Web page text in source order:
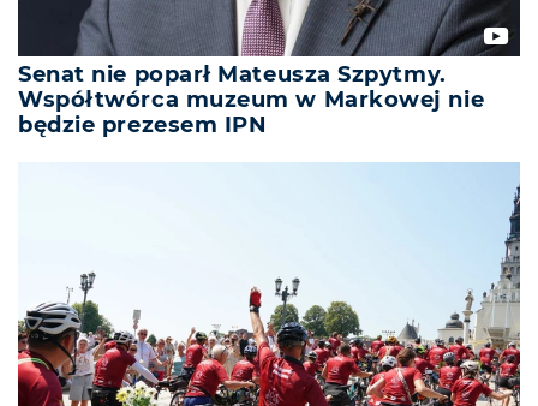
Senat nie poparł Mateusza Szpytmy.
Współtwórca muzeum w Markowej nie
będzie prezesem IPN